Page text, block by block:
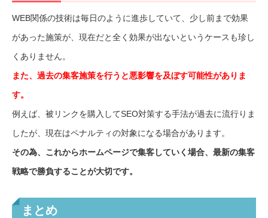
WEB関係の技術は毎日のように進歩していて、少し前まで効果
があった施策が、現在だと全く効果が出ないというケースも珍し
くありません。
また、過去の集客施策を行うと悪影響を及ぼす可能性がありま
す。
例えば、被リンクを購入してSEO対策する手法が過去に流行りま
したが、現在はペナルティの対象になる場合があります。
その為、これからホームページで集客していく場合、最新の集客
戦略で勝負することが大切です。
まとめ